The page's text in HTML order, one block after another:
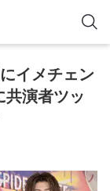
イメチェン
共演者ツッ